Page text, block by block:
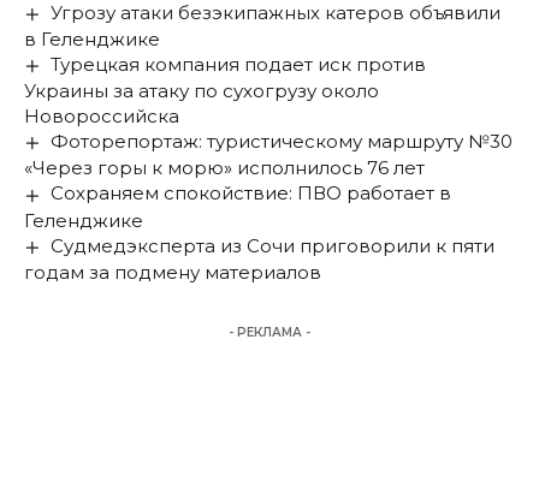
Угрозу атаки безэкипажных катеров объявили
в Геленджике
Турецкая компания подает иск против
Украины за атаку по сухогрузу около
Новороссийска
Фоторепортаж: туристическому маршруту №30
«Через горы к морю» исполнилось 76 лет
Сохраняем спокойствие: ПВО работает в
Геленджике
Судмедэксперта из Сочи приговорили к пяти
годам за подмену материалов
- РЕКЛАМА -